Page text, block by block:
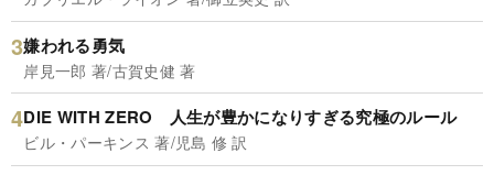
嫌われる勇気
岸見一郎 著/古賀史健 著
DIE WITH ZERO 人生が豊かになりすぎる究極のルール
ビル・パーキンス 著/児島 修 訳